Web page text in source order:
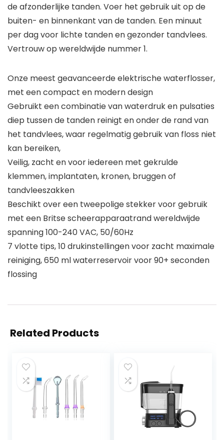
de afzonderlijke tanden. Voer het gebruik uit op de
buiten- en binnenkant van de tanden. Een minuut
per dag voor lichte tanden en gezonder tandvlees.
Vertrouw op wereldwijde nummer 1.
Onze meest geavanceerde elektrische waterflosser,
met een compact en modern design
Gebruikt een combinatie van waterdruk en pulsaties
diep tussen de tanden reinigt en onder de rand van
het tandvlees, waar regelmatig gebruik van floss niet
kan bereiken,
Veilig, zacht en voor iedereen met gekrulde
klemmen, implantaten, kronen, bruggen of
tandvleeszakken
Beschikt over een tweepolige stekker voor gebruik
met een Britse scheerapparaatrand wereldwijde
spanning 100-240 VAC, 50/60Hz
7 vlotte tips, 10 drukinstellingen voor zacht maximale
reiniging, 650 ml waterreservoir voor 90+ seconden
flossing
Related Products